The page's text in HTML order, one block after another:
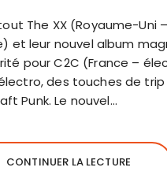
The XX (Royaume-Uni
et leur nouvel album
pour C2C (France –
des touches de trip
Punk. Le nouvel…
CONTINUER LA LECTURE